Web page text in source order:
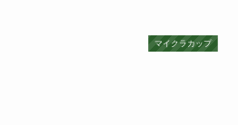
マイクラカップ